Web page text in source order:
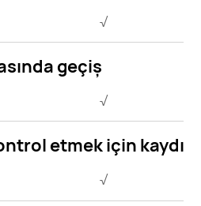
√
geçiş
√
etmek için
√